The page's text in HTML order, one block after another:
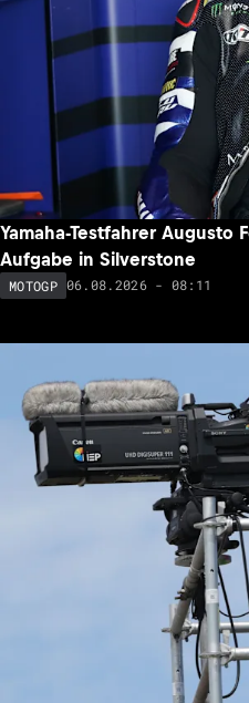
Yamaha-Testfahrer Augusto
Aufgabe in Silverstone
MOTOGP 06.08.2026 - 08:11